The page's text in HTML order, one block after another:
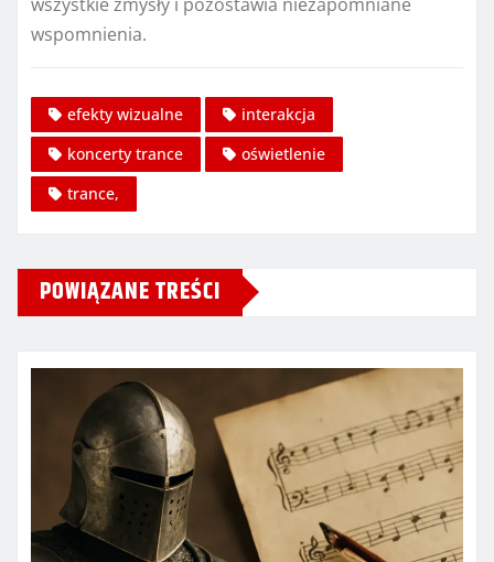
wspomnienia.
efekty wizualne
interakcja
koncerty trance
oświetlenie
trance,
POWIĄZANE TREŚCI